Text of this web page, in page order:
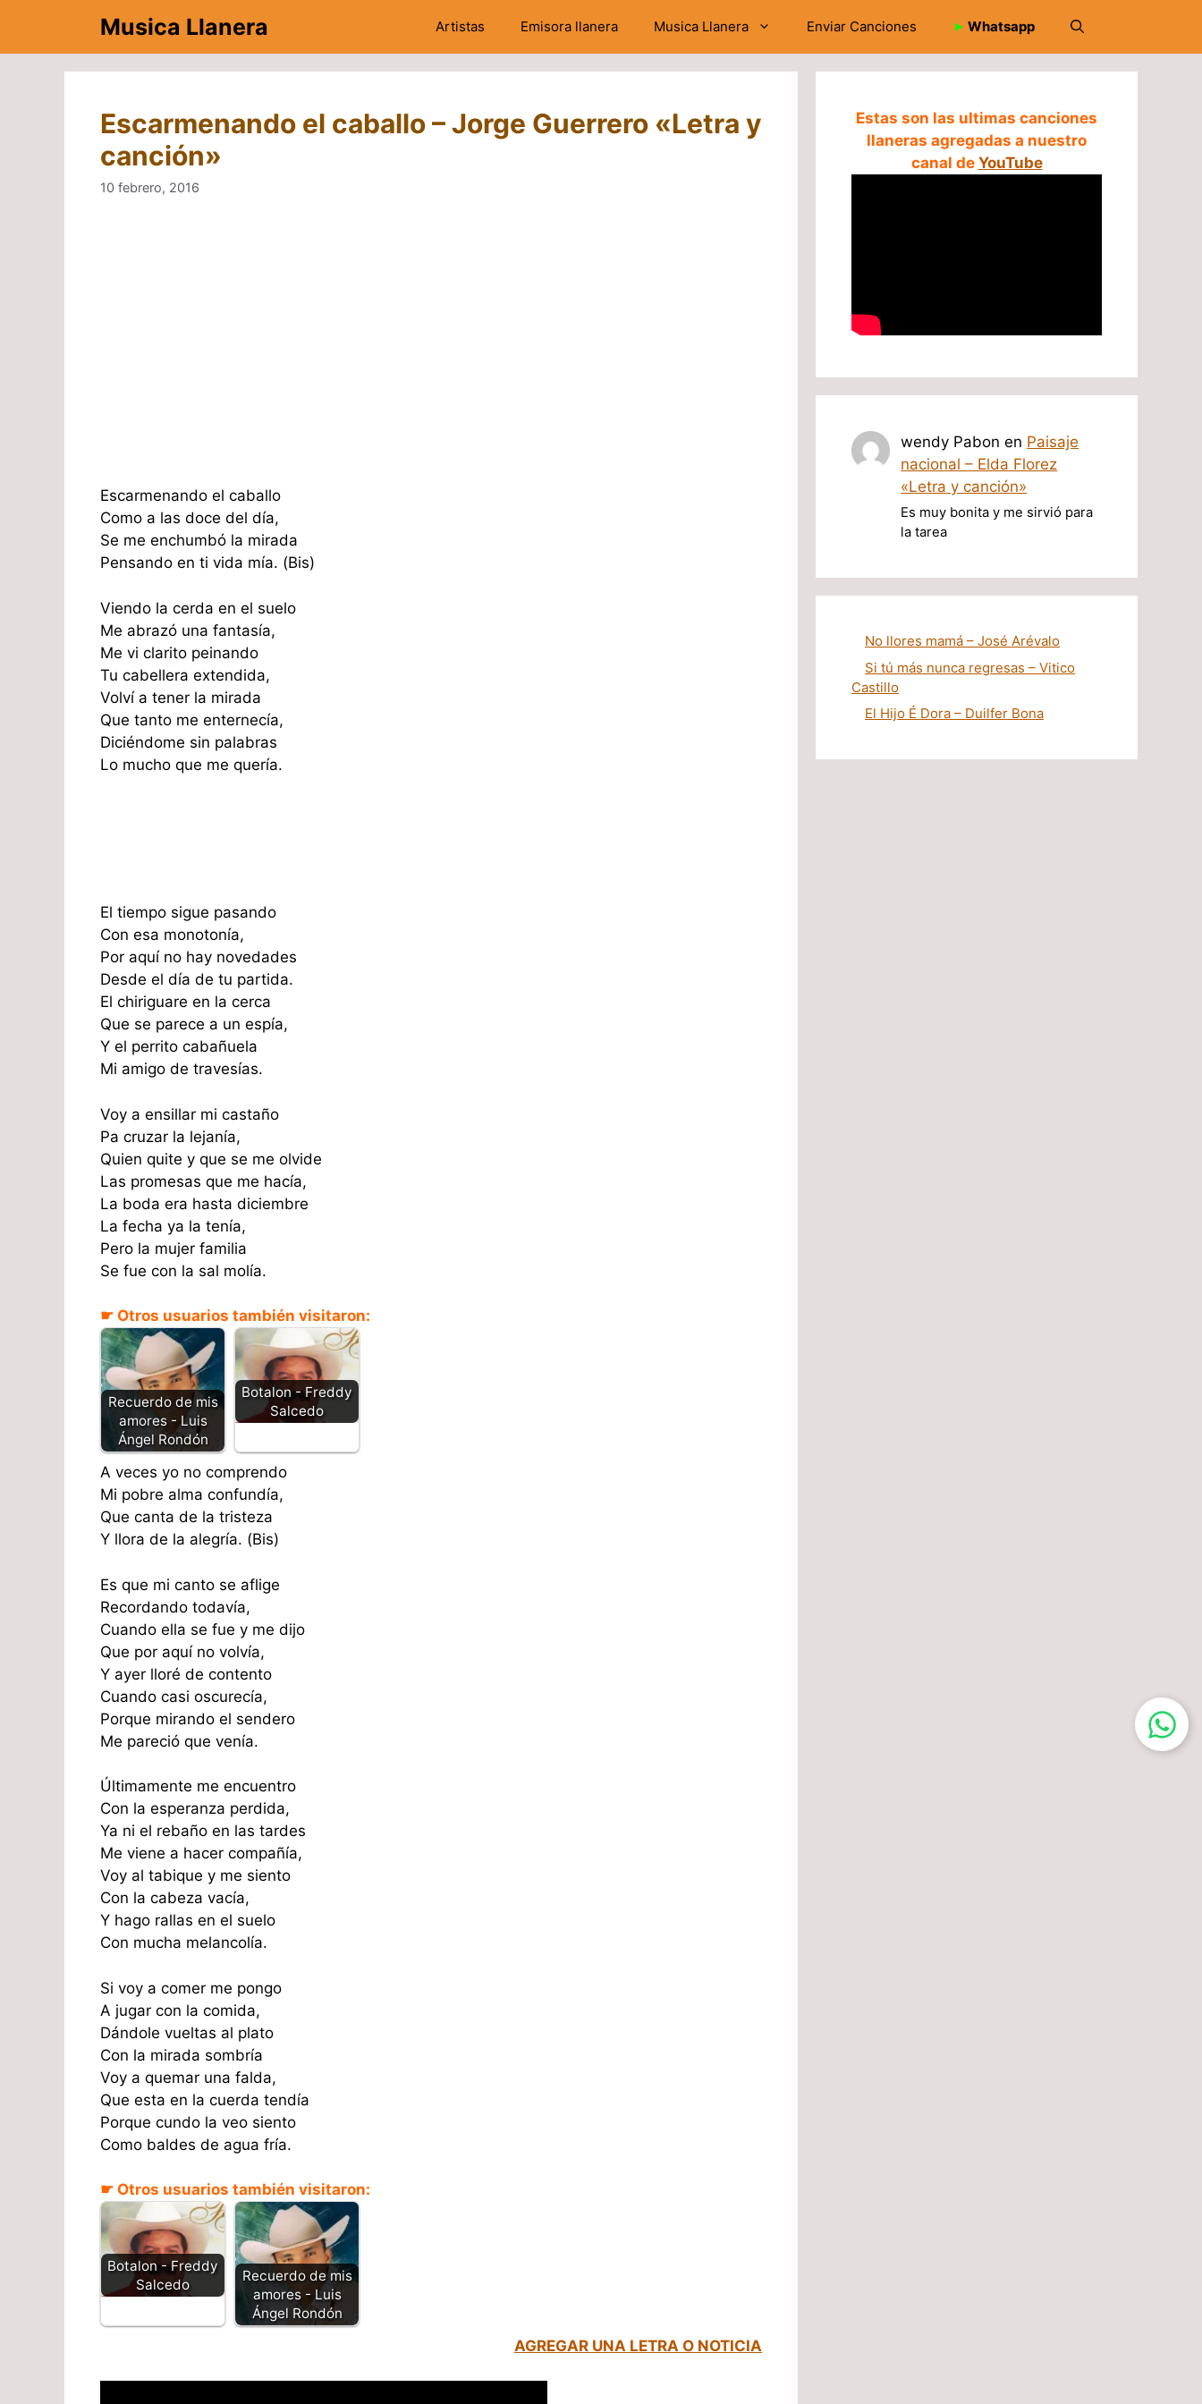
contenido
Musica Llanera Artistas Emisora llanera Musica Llanera Enviar Canciones ➤ Whatsapp
Escarmenando el caballo – Jorge Guerrero «Letra y
canción»
10 febrero, 2016
Escarmenando el caballo
Como a las doce del día,
Se me enchumbó la mirada
Pensando en ti vida mía. (Bis)
Viendo la cerda en el suelo
Me abrazó una fantasía,
Me vi clarito peinando
Tu cabellera extendida,
Volví a tener la mirada
Que tanto me enternecía,
Diciéndome sin palabras
Lo mucho que me quería.
El tiempo sigue pasando
Con esa monotonía,
Por aquí no hay novedades
Desde el día de tu partida.
El chiriguare en la cerca
Que se parece a un espía,
Y el perrito cabañuela
Mi amigo de travesías.
Voy a ensillar mi castaño
Pa cruzar la lejanía,
Quien quite y que se me olvide
Las promesas que me hacía,
La boda era hasta diciembre
La fecha ya la tenía,
Pero la mujer familia
Se fue con la sal molía.
☛ Otros usuarios también visitaron:
Recuerdo de mis
amores - Luis
Ángel Rondón
Botalon - Freddy
Salcedo
A veces yo no comprendo
Mi pobre alma confundía,
Que canta de la tristeza
Y llora de la alegría. (Bis)
Es que mi canto se aflige
Recordando todavía,
Cuando ella se fue y me dijo
Que por aquí no volvía,
Y ayer lloré de contento
Cuando casi oscurecía,
Porque mirando el sendero
Me pareció que venía.
Últimamente me encuentro
Con la esperanza perdida,
Ya ni el rebaño en las tardes
Me viene a hacer compañía,
Voy al tabique y me siento
Con la cabeza vacía,
Y hago rallas en el suelo
Con mucha melancolía.
Si voy a comer me pongo
A jugar con la comida,
Dándole vueltas al plato
Con la mirada sombría
Voy a quemar una falda,
Que esta en la cuerda tendía
Porque cundo la veo siento
Como baldes de agua fría.
☛ Otros usuarios también visitaron:
Botalon - Freddy
Salcedo
Recuerdo de mis
amores - Luis
Ángel Rondón
AGREGAR UNA LETRA O NOTICIA
Estas son las ultimas canciones
llaneras agregadas a nuestro
canal de YouTube
wendy Pabon en Paisaje
nacional – Elda Florez
«Letra y canción»
Es muy bonita y me sirvió para
la tarea
No llores mamá – José Arévalo
Si tú más nunca regresas – Vitico
Castillo
El Hijo É Dora – Duilfer Bona